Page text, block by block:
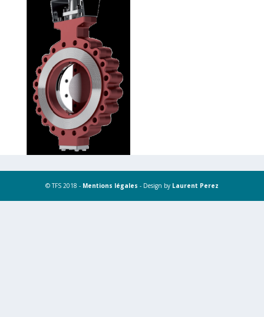
© TFS 2018 - Mentions légales - Design by Laurent Perez